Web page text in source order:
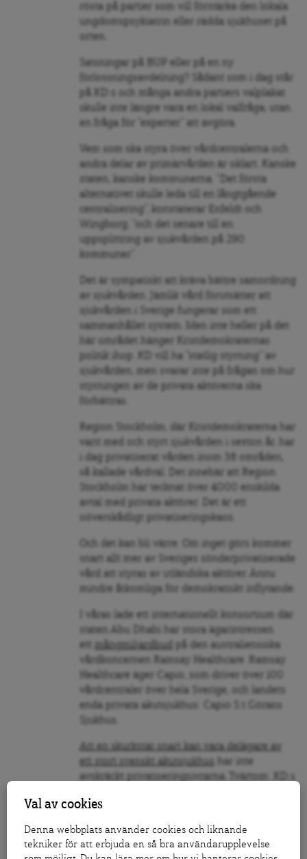
rösta på partier som vill förstärka den lokala
ungdomspsykiatrin eller rädda sjukhuset på
orten.
Satsningar på BUP eller på en ny
förlossningsavdelning? Sådant som i dag står
på KD:s och många andra partiers valplakat
skulle inte längre vara en lokal valfråga, utan
en fråga för ”experter” att avgöra.
Vem som ska styra över vårdcentralerna och
andra delar av primärvården är oklart. Kanske
staten, kanske kommunerna. ”Det första
alternativet skulle leda till en långtgående
centralisering”, konstaterar Enfeldt och
Wingborg, ”och det senare till en
uppsplittring av sjukvården på 290
kommuner”.
Det är sympatiskt att kräva bättre samordning
av sjukvården. Jämlik vård förutsätter att
sjukvården i Sverige fungerar som ett
sammanhållet system. Men inte heller på det
här området hänger Kristdemokraternas
politik ihop. KD vill ha ”statlig styrning” av
sjukvården, men svarar inte på frågan om hur
styrningen av de privata aktörerna ska
förbättras.
Region Stockholm, där Kristdemokraterna har
varit med och styrt sjukvården i sexton år, har
i dag privatiserat vården inom 38 områden,
så kallade vårdval. Det innebär att Region
Stockholm har tecknat över 4000 enskilda
avtal med privata aktörer. Det är ett
oöverskådligt privatiseringskaos.
Och det kan bli värre. Om inget görs kommer
snart allt mer av Sveriges sönderprivatiserade
vård att styras av utländska aktörer. Ännu
mindre åtkomliga för demokratiskt inflytande.
I våras lade ett internationellt konsortium där
staten Abu Dhabi har stora ägarintressen
ett
mångmiljardbud
på den australiensiska
vårdkoncernen Ramsay Healthcare. Ramsay
Healthcare äger Capio, som driver över 100
vårdcentraler över hela Sverige, och landets
enda privata akutsjukhus: Capio S:t Görans
Att en skurkstat snart kan vara delägare av
ett stort svenskt akutsjukhus
har inte
avskräckt privatiseringsivrarna. Tvärtom: KD:s
fler sjukhus borde drivas i privat regi
I KD:s Sverige styrs vården i bästa fall från
Stockholm.
Val av cookies
Denna webbplats använder cookies och liknande
tekniker för att erbjuda en så bra användarupplevelse